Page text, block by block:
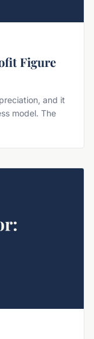
Figure
and it
model. The